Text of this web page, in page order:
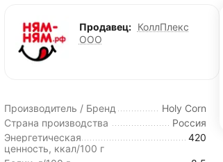
Продавец:
КоллПлекс
ООО
Производитель / Бренд
Holy Corn
Страна производства
Россия
Энергетическая
ценность, ккал/100 г
420